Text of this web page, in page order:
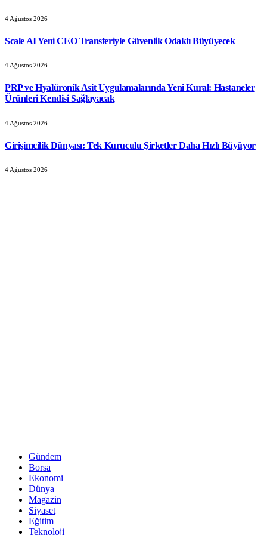
4 Ağustos 2026
Scale AI Yeni CEO Transferiyle Güvenlik Odaklı Büyüyecek
4 Ağustos 2026
PRP ve Hyalüronik Asit Uygulamalarında Yeni Kural: Hastaneler
Ürünleri Kendisi Sağlayacak
4 Ağustos 2026
Girişimcilik Dünyası: Tek Kuruculu Şirketler Daha Hızlı Büyüyor
4 Ağustos 2026
Gündem
Borsa
Ekonomi
Dünya
Magazin
Siyaset
Eğitim
Teknoloji